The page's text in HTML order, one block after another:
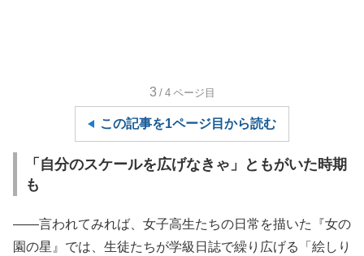
3 /4 ページ目
この記事を1ページ目から読む
「自分のスケールを広げなきゃ」ともがいた時期
も
――言われてみれば、女子高生たちの日常を描いた『女の
園の星』では、生徒たちが学級日誌で繰り広げる「絵しり